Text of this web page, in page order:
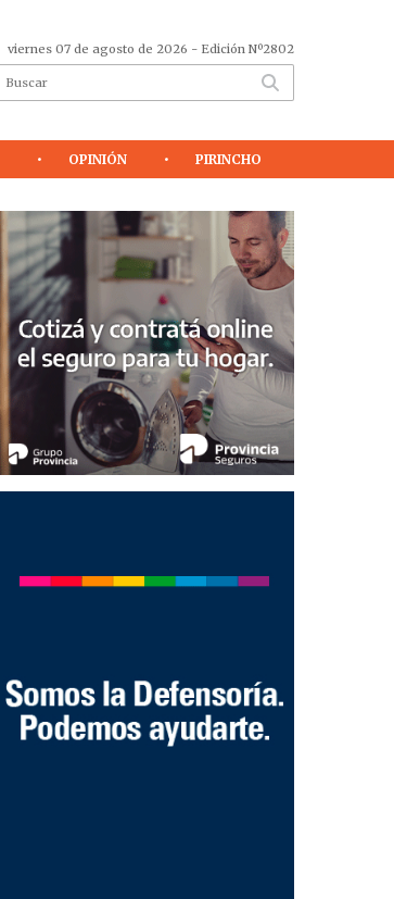
viernes 07 de agosto de 2026 - Edición Nº2802
OPINIÓN PIRINCHO